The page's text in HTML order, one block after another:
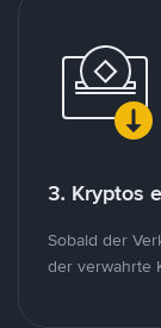
3. Kryptos
Sobald der
der verwahrte